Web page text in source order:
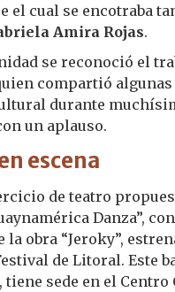
el cual se encotraba
Amira Rojas.
se reconoció el
compartió
durante
un aplauso.
escena
de teatro
Danza”,
la obra “Jeroky”,
de Litoral. Este
tiene sede en el